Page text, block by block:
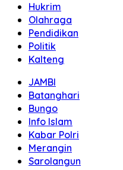
Hukrim
Olahraga
Pendidikan
Politik
Kalteng
JAMBI
Batanghari
Bungo
Info Islam
Kabar Polri
Merangin
Sarolangun